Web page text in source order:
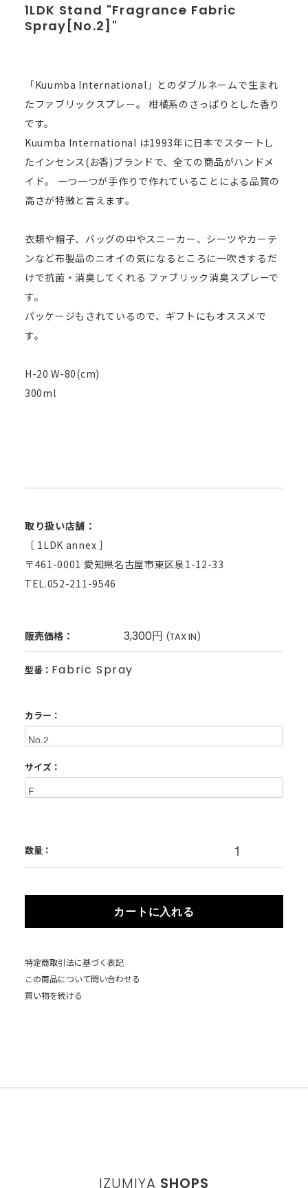
1LDK Stand "Fragrance Fabric
Spray[No.2]"
「Kuumba International」とのダブルネームで生まれ
たファブリックスプレー。 柑橘系のさっぱりとした香り
です。
Kuumba International は1993年に日本でスタートし
たインセンス(お香)ブランドで、全ての商品がハンドメ
イド。 一つ一つが手作りで作れていることによる品質の
高さが特徴と言えます。
衣類や帽子、バッグの中やスニーカー、シーツやカーテ
ンなど布製品のニオイの気になるところに一吹きするだ
けで抗菌・消臭してくれる ファブリック消臭スプレーで
す。
パッケージもされているので、ギフトにもオススメで
す。
H-20 W-80(cm)
300ml
取り扱い店舗：
［ 1LDK annex ］
〒461-0001 愛知県名古屋市東区泉1-12-33
TEL.052-211-9546
販売価格： 3,300円 (TAX IN)
型番： Fabric Spray
カラー：
サイズ：
数量：
カートに入れる
特定商取引法に基づく表記
この商品について問い合わせる
買い物を続ける
IZUMIYA SHOPS